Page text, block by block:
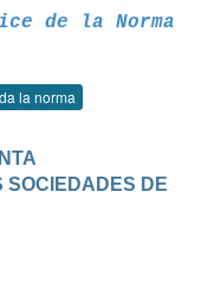
de la Norma
la norma
SOCIEDADES DE